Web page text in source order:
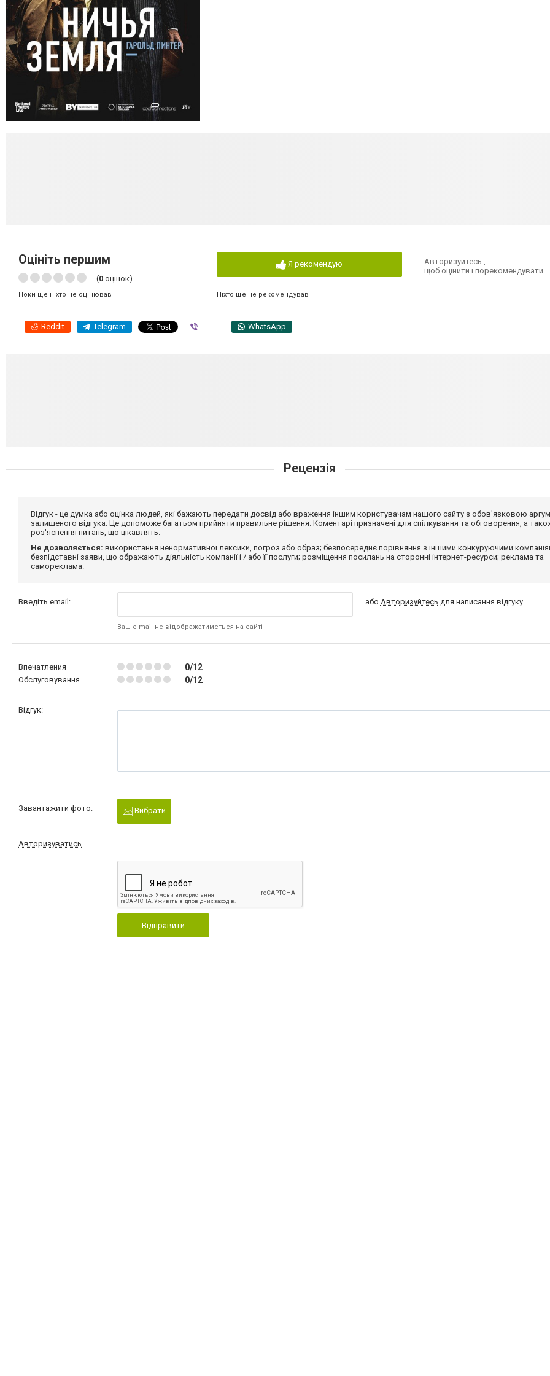
Оцініть першим
(0 оцінок)
Поки ще ніхто не оцінював
Я рекомендую
Ніхто ще не рекомендував
Авторизуйтесь,
щоб оцінити і порекомендувати
Reddit Telegram WhatsApp
Рецензія
Відгук - це думка або оцінка людей, які бажають передати досвід або враження іншим користувачам нашого сайту з обов'язковою
залишеного відгука. Це допоможе багатьом прийняти правильне рішення. Коментарі призначені для спілкування та обговорення, а
роз'яснення питань, що цікавлять.
Не дозволяється: використання ненормативної лексики, погроз або образ; безпосереднє порівняння з іншими конкуруючими
безпідставні заяви, що ображають діяльність компанії і / або її послуги; розміщення посилань на сторонні інтернет-ресурси; реклама та
самореклама.
Введіть email:
Ваш e-mail не відображатиметься на сайті
або Авторизуйтесь для написання відгуку
Впечатления 0/12
Обслуговування 0/12
Відгук:
Завантажити фото: Вибрати
Авторизуватись
Відправити